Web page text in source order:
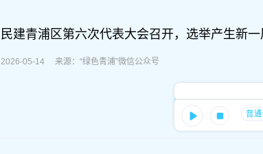
民建青浦区第六次代表大会召开，选举产生新
2026-05-14 来源：“绿色青浦”微信公众号